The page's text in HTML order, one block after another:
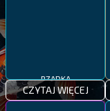
CZYTAJ WIĘCEJ